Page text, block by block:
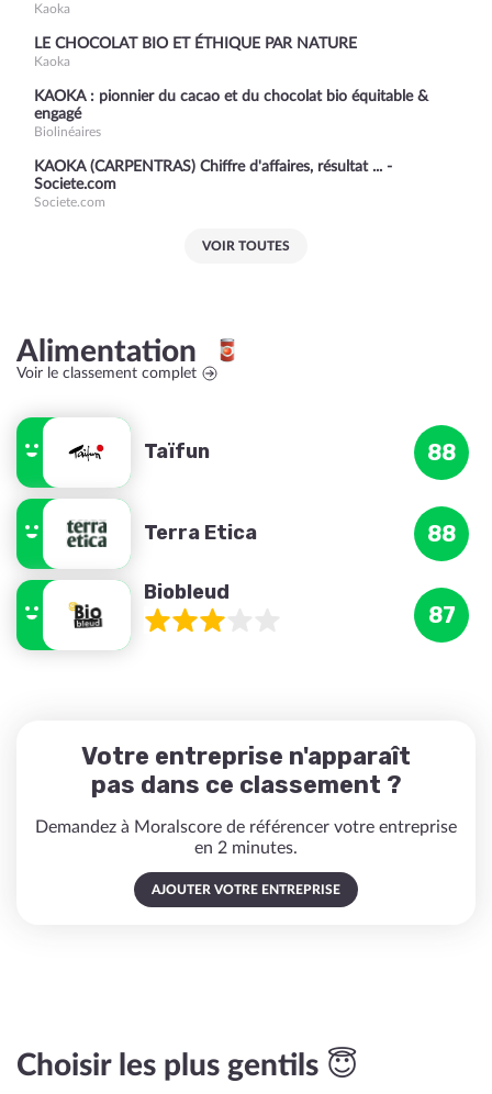
Kaoka
LE CHOCOLAT BIO ET ÉTHIQUE PAR NATURE
Kaoka
KAOKA : pionnier du cacao et du chocolat bio équitable &
engagé
Biolinéaires
KAOKA (CARPENTRAS) Chiffre d'affaires, résultat ... -
Societe.com
Societe.com
VOIR TOUTES
Alimentation
Voir le classement complet
Taïfun 88
Terra Etica 88
Biobleud
87
Votre entreprise n'apparaît
pas dans ce classement ?
Demandez à Moralscore de référencer votre entreprise
en 2 minutes.
AJOUTER VOTRE ENTREPRISE
Choisir les plus gentils 😇